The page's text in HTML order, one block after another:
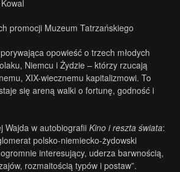
promocji Muzeum Tatrzańskiego
opowieść o trzech młodych
Niemcu i Żydzie – którzy rzucają
XIX-wiecznemu kapitalizmowi. To
się areną walki o fortunę, godność i
Wajda w autobiografii Kino i reszta świata:
polsko-niemiecko-żydowski
interesujący, uderza barwnością,
rozmaitością typów i postaw”.